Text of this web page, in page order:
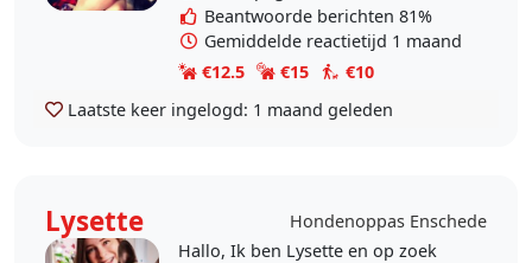
dingen gaan leggen in..
Beantwoorde berichten 81%
Gemiddelde reactietijd 1 maand
€12.5
€15
€10
Laatste keer ingelogd: 1 maand geleden
Lysette Hondenoppas Enschede
Hallo, Ik ben Lysette en op zoek